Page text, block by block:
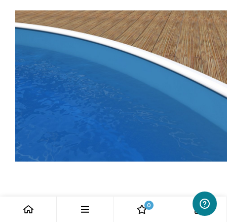
Liner piscine LAGOON- 3.5 X 1.2 m - 40/100 ème
0 0